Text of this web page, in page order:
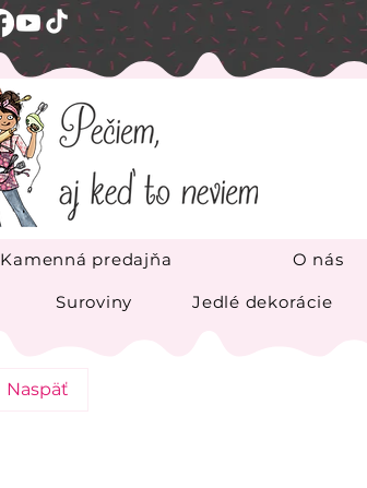
Kamenná predajňa O nás
Suroviny Jedlé dekorácie
Naspäť